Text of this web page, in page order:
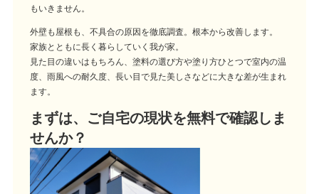
もいきません。
外壁も屋根も、不具合の原因を徹底調査。根本から改善します。
家族とともに長く暮らしていく我が家。
見た目の違いはもちろん、塗料の選び方や塗り方ひとつで室内の温
度、雨風への耐久度、長い目で見た美しさなどに大きな差が生まれ
ます。
まずは、ご自宅の現状を無料で確認しま
せんか？